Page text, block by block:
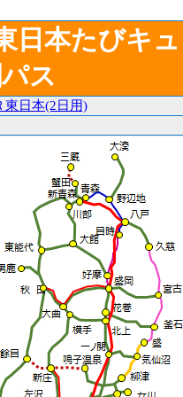
日本たびキ
ス
東日本(2日用)